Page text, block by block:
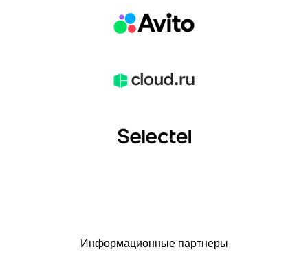
Информационные партнеры